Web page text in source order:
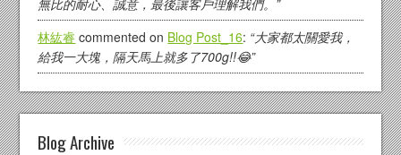
林紘睿 commented on Blog Post_16: “大家都太關愛我，
給我一大塊，隔天馬上就多了700g!!😂”
Blog Archive